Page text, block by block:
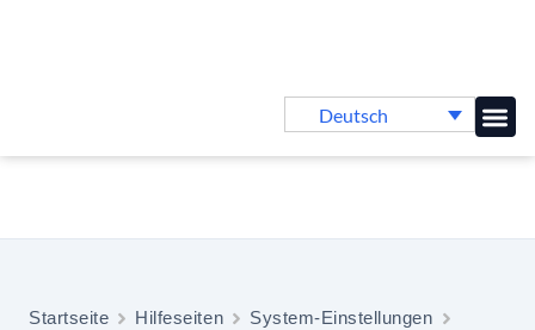
Deutsch
Startseite Hilfeseiten
System-Einstellungen